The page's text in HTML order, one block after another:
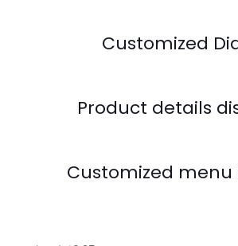
Customized
Product details
Customized